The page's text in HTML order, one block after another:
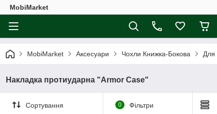
MobiMarket
MobiMarket Аксесуари Чохли Книжка-Бокова Для
Накладка протиударна "Armor Case"
Сортування 0 Фільтри